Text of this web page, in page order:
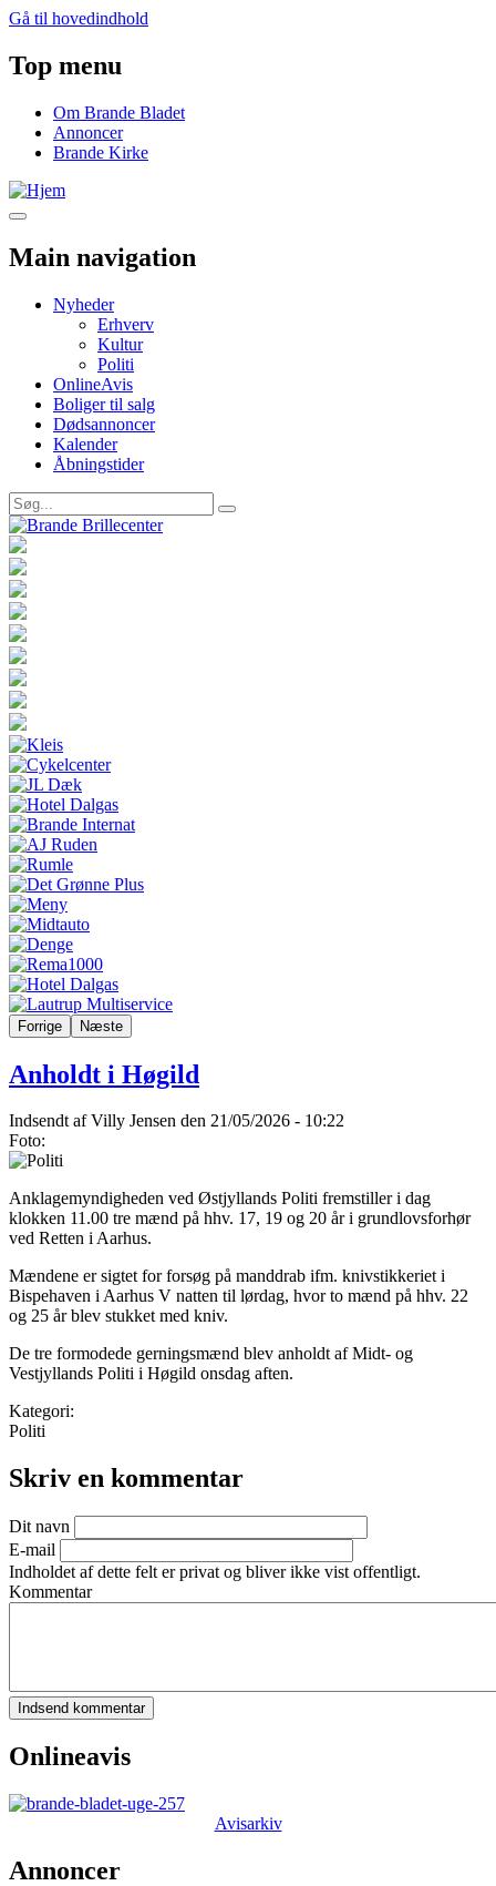
Gå til hovedindhold
Top menu
Om Brande Bladet
Annoncer
Brande Kirke
Main navigation
Nyheder
Erhverv
Kultur
Politi
OnlineAvis
Boliger til salg
Dødsannoncer
Kalender
Åbningstider
Forrige Næste
Anholdt i Høgild
Indsendt afVilly Jensen den 21/05/2026 - 10:22
Foto:
Anklagemyndigheden ved Østjyllands Politi fremstiller i dag
klokken 11.00 tre mænd på hhv. 17, 19 og 20 år i grundlovsforhør
ved Retten i Aarhus.
Mændene er sigtet for forsøg på manddrab ifm. knivstikkeriet i
Bispehaven i Aarhus V natten til lørdag, hvor to mænd på hhv. 22
og 25 år blev stukket med kniv.
De tre formodede gerningsmænd blev anholdt af Midt- og
Vestjyllands Politi i Høgild onsdag aften.
Kategori:
Politi
Skriv en kommentar
Dit navn
E-mail
Indholdet af dette felt er privat og bliver ikke vist offentligt.
Kommentar
Onlineavis
Avisarkiv
Annoncer